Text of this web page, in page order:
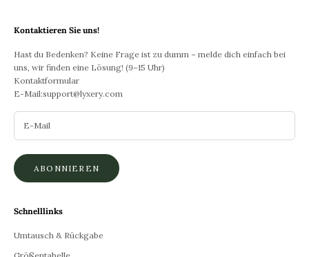
Kontaktieren Sie uns!
Hast du Bedenken? Keine Frage ist zu dumm – melde dich einfach bei
uns, wir finden eine Lösung! (9–15 Uhr)
Kontaktformular
E-Mail:support@lyxery.com
ABONNIEREN
Schnelllinks
Umtausch & Rückgabe